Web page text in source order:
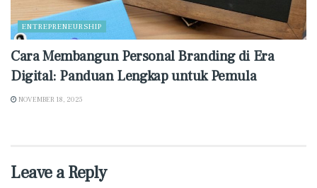
ENTREPRENEURSHIP
Cara Membangun Personal Branding di Era
Digital: Panduan Lengkap untuk Pemula
NOVEMBER 18, 2025
Leave a Reply